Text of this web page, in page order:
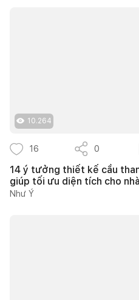
10.264
16 0
14 ý tưởng thiết kế cầu
giúp tối ưu diện tích cho
Như Ý